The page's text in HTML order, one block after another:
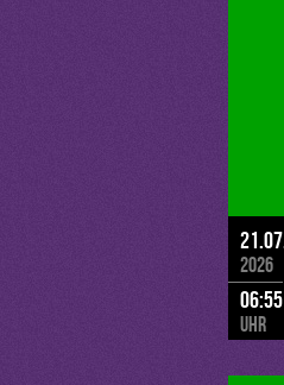
21.07.
2026
06:55
Uhr